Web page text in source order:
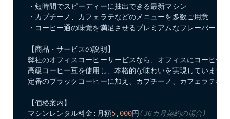
・短時間でスピーディーに抽出できる最新マシン
・カプチーノ、カフェラテなどのメニューを多数ご用意
・コーヒー通の味覚を満足させるプレミアムなフレーバー
【商品・サービスの説明】
弊社のオフィスコーヒーサービスなら、オフィスにコーヒー
高級コーヒー豆を使用し、本格的な味わいを実現しています
定番のブラックコーヒーに加え、カプチーノ、カフェラテな
【価格案内】
マシンレンタル料金:月額5,000円 (36カ月契約の場合)